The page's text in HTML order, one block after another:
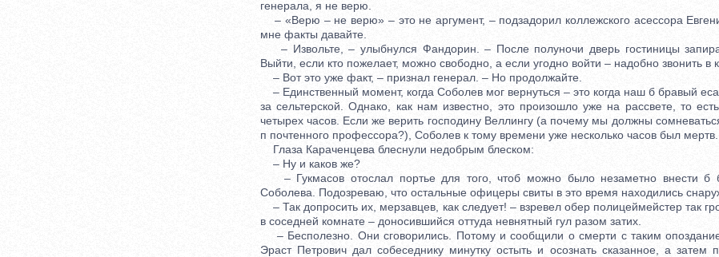
генерала, я не верю.
– «Верю – не верю» – это не аргумент, – подзадорил коллежского асессора
мне факты давайте.
– Извольте, – улыбнулся Фандорин. – После полуночи дверь гостиницы
Выйти, если кто пожелает, можно свободно, а если угодно войти – надобно звонить в
– Вот это уже факт, – признал генерал. – Но продолжайте.
– Единственный момент, когда Соболев мог вернуться – это когда наш б бравый
за сельтерской. Однако, как нам известно, это произошло уже на рассвете, то
четырех часов. Если же верить господину Веллингу (а почему мы должны
п почтенного профессора?), Соболев к тому времени уже несколько часов был
Глаза Караченцева блеснули недобрым блеском:
– Ну и каков же?
– Гукмасов отослал портье для того, чтоб можно было незаметно внести б
Соболева. Подозреваю, что остальные офицеры свиты в это время находились
– Так допросить их, мерзавцев, как следует! – взревел обер полицеймейстер так
в соседней комнате – доносившийся оттуда невнятный гул разом затих.
– Бесполезно. Они сговорились. Потому и сообщили о смерти с таким
Эраст Петрович дал собеседнику минутку остыть и осознать сказанное, а затем